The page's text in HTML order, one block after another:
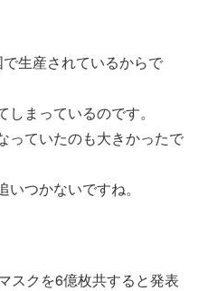
生産されているからで
まっているのです。
っていたのも大きかったで
つかないですね。
スクを6億枚共すると発表